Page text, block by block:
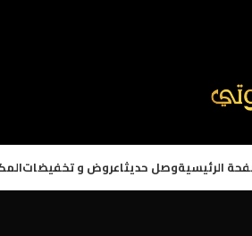
الرئيسيةوصل حديثاعروض و تخفيضات